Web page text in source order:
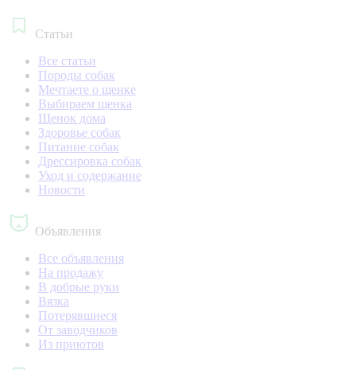
Статьи
Все статьи
Породы собак
Мечтаете о щенке
Выбираем щенка
Щенок дома
Здоровье собак
Питание собак
Дрессировка собак
Уход и содержание
Новости
Объявления
Все объявления
На продажу
В добрые руки
Вязка
Потерявшиеся
От заводчиков
Из приютов